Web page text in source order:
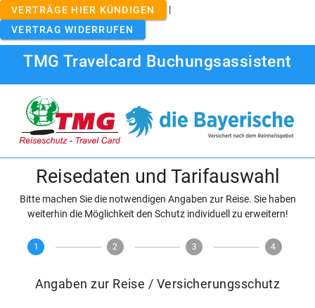
VERTRÄGE HIER KÜNDIGEN
|
VERTRAG WIDERRUFEN
TMG Travelcard Buchungsassistent
Reisedaten und Tarifauswahl
Bitte machen Sie die notwendigen Angaben zur Reise. Sie haben
weiterhin die Möglichkeit den Schutz individuell zu erweitern!
1 2 3 4
Angaben zur Reise / Versicherungsschutz